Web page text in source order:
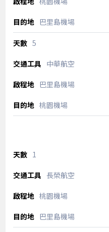
巴里島機場
5
中華航空
巴里島機場
桃園機場
1
長榮航空
桃園機場
巴里島機場